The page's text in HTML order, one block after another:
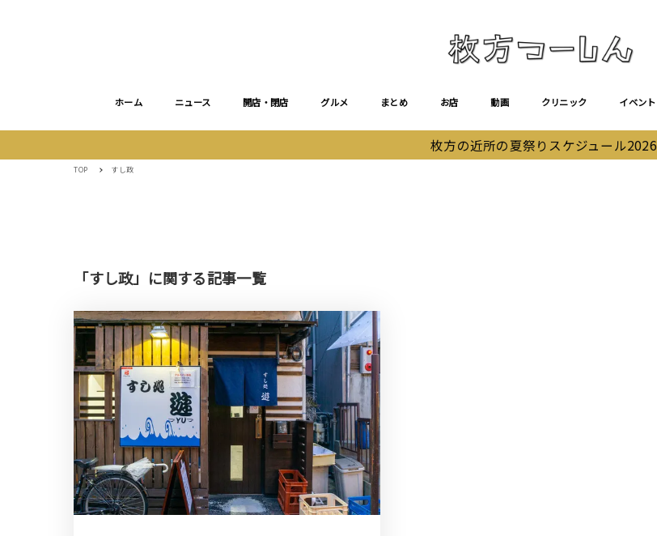
ホーム ニュース 開店・閉店 グルメ まとめ お店 動画 クリニック イベント
枚方の近所の夏祭りスケジュール2026
TOP すし政
「すし政」に関する記事一覧